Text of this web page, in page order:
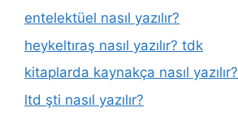
entelektüel nasıl yazılır?
heykeltıraş nasıl yazılır? tdk
kitaplarda kaynakça nasıl yazılır?
ltd şti nasıl yazılır?